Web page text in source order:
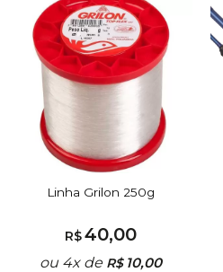
Linha Grilon 250g
R$40,00
ou 4x de R$ 10,00